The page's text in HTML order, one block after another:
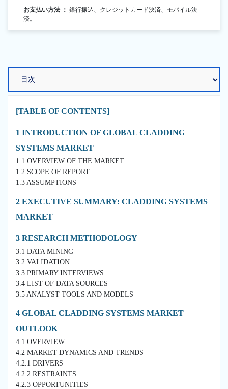
お支払い方法 ： 銀行振込、クレジットカード決済、モバイル決
済。
[TABLE OF CONTENTS]
1 INTRODUCTION OF GLOBAL CLADDING
SYSTEMS MARKET
1.1 OVERVIEW OF THE MARKET
1.2 SCOPE OF REPORT
1.3 ASSUMPTIONS
2 EXECUTIVE SUMMARY: CLADDING SYSTEMS
MARKET
3 RESEARCH METHODOLOGY
3.1 DATA MINING
3.2 VALIDATION
3.3 PRIMARY INTERVIEWS
3.4 LIST OF DATA SOURCES
3.5 ANALYST TOOLS AND MODELS
4 GLOBAL CLADDING SYSTEMS MARKET
OUTLOOK
4.1 OVERVIEW
4.2 MARKET DYNAMICS AND TRENDS
4.2.1 DRIVERS
4.2.2 RESTRAINTS
4.2.3 OPPORTUNITIES